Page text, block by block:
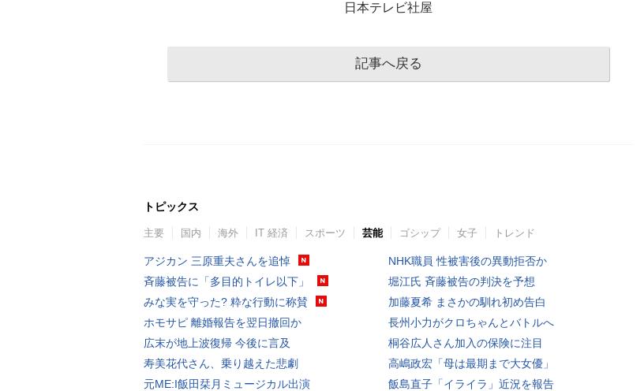
日本テレビ社屋
記事へ戻る
トピックス
主要 国内 海外 IT 経済 スポーツ 芸能 ゴシップ 女子 トレンド
アジカン 三原重夫さんを追悼
斉藤被告に「多目的トイレ以下」
みな実を守った? 粋な行動に称賛
ホモサピ 離婚報告を翌日撤回か
広末が地上波復帰 今後に言及
寿美花代さん、乗り越えた悲劇
元ME:I飯田栞月ミュージカル出演
NHK職員 性被害後の異動拒否か
堀江氏 斉藤被告の判決を予想
加藤夏希 まさかの馴れ初め告白
長州小力がクロちゃんとバトルへ
桐谷広人さん加入の保険に注目
高嶋政宏「母は最期まで大女優」
飯島直子「イライラ」近況を報告